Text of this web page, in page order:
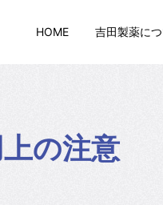
HOME 吉田製薬に
の注意